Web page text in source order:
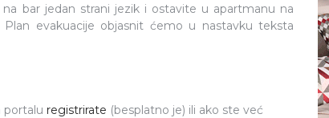
bar jedan strani jezik i ostavite u apartmanu na
evakuacije objasnit ćemo u nastavku teksta
portalu registrirate (besplatno je) ili ako ste već